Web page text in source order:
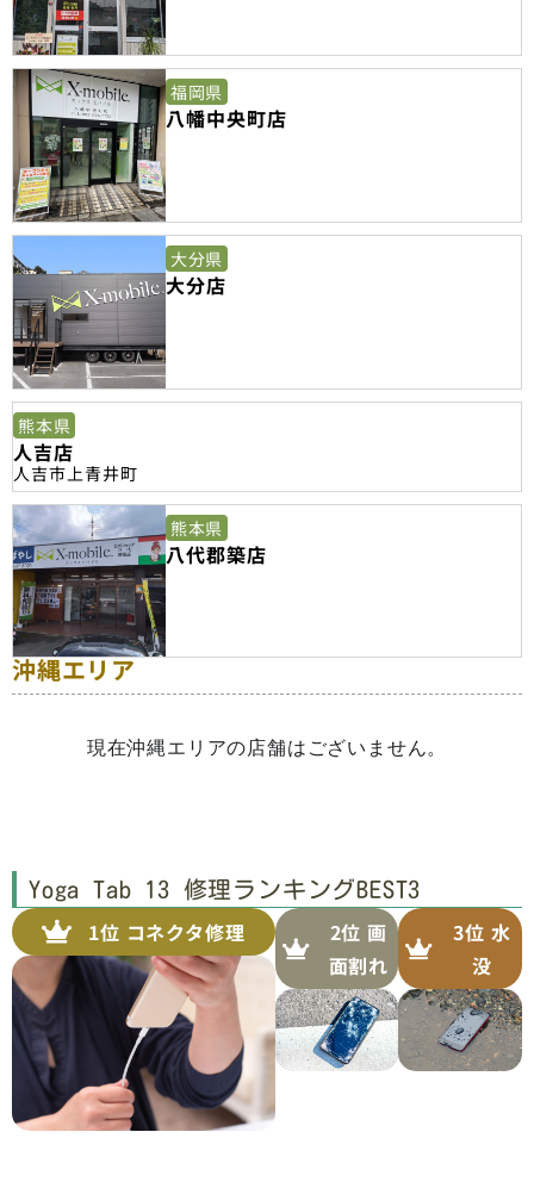
福岡県
八幡中央町店
大分県
大分店
熊本県
人吉店
人吉市上青井町
熊本県
八代郡築店
沖縄エリア
現在沖縄エリアの店舗はございません。
Yoga Tab 13 修理ランキングBEST3​
1位 コネクタ修理
2位 画
面割れ
3位 水
没